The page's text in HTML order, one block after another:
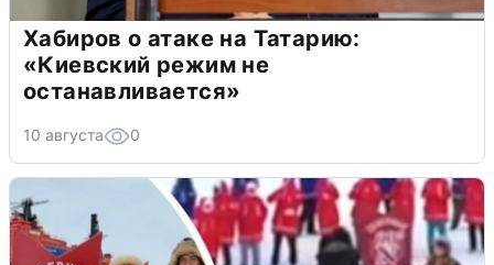
Хабиров о атаке на Татарию:
«Киевский режим не
останавливается»
10 августа 0